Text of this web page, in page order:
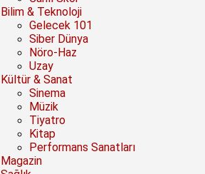
Bilim & Teknoloji
Gelecek 101
Siber Dünya
Nöro-Haz
Uzay
Kültür & Sanat
Sinema
Müzik
Tiyatro
Kitap
Performans Sanatları
Magazin